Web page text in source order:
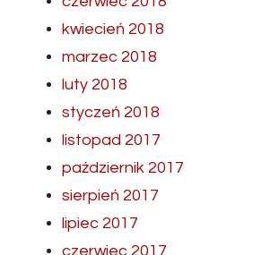
kwiecień 2018
marzec 2018
luty 2018
styczeń 2018
listopad 2017
październik 2017
sierpień 2017
lipiec 2017
czerwiec 2017